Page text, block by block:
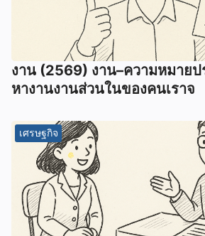
งาน (2569) งาน–ความหมายป
หางานงานส่วนในของคนเราจ
เศรษฐกิจ